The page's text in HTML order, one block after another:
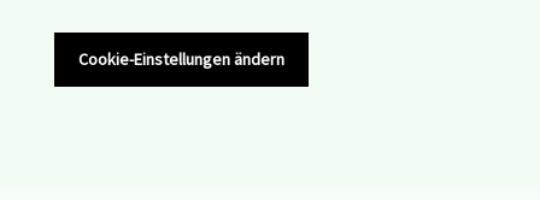
Cookie-Einstellungen ändern